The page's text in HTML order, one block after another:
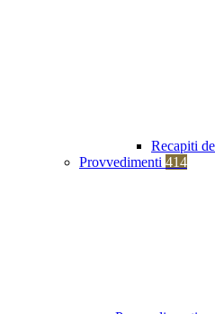
Recapiti
Provvedimenti 414